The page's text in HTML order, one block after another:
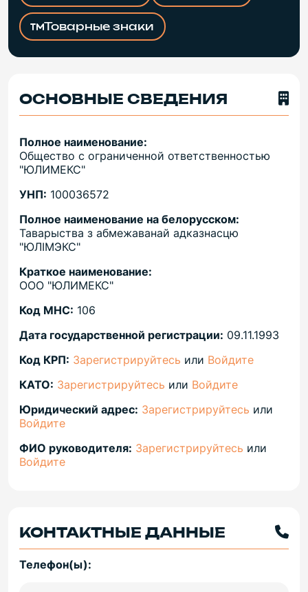
Товарные знаки
ОСНОВНЫЕ СВЕДЕНИЯ
Полное наименование:
Общество с ограниченной ответственностью
"ЮЛИМЕКС"
УНП: 100036572
Полное наименование на белорусском:
Таварыства з абмежаванай адказнасцю
"ЮЛIМЭКС"
Краткое наименование:
ООО "ЮЛИМЕКС"
Код МНС: 106
Дата государственной регистрации: 09.11.1993
Код КРП: Зарегистрируйтесь или Войдите
КАТО: Зарегистрируйтесь или Войдите
Юридический адрес: Зарегистрируйтесь или
Войдите
ФИО руководителя: Зарегистрируйтесь или
Войдите
КОНТАКТНЫЕ ДАННЫЕ
Телефон(ы):